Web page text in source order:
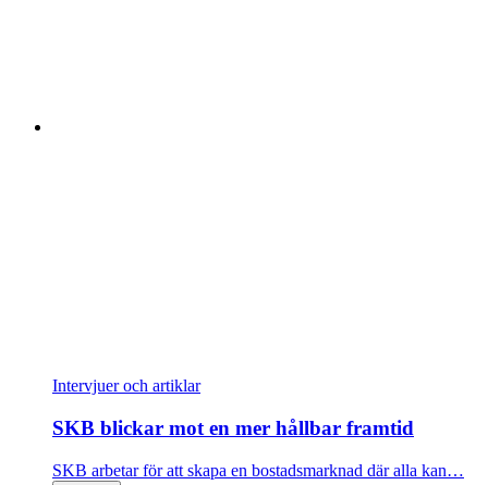
Intervjuer och artiklar
SKB blickar mot en mer hållbar framtid
SKB arbetar för att skapa en bostadsmarknad där alla kan…